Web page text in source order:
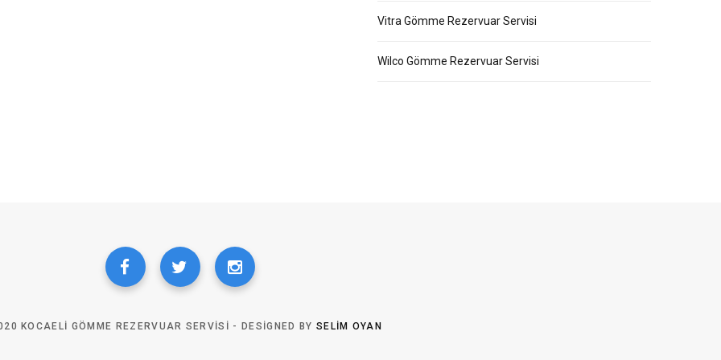
Vitra Gömme Rezervuar Servisi
Wilco Gömme Rezervuar Servisi
KOCAELI GÖMME REZERVUAR SERVISI - DESIGNED BY SELIM OYAN